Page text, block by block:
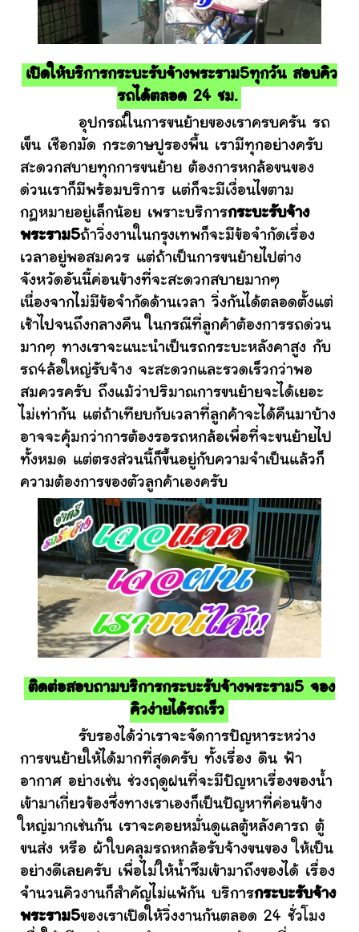
เปิดให้บริการกระบะรับจ้างพระราม5ทุกวัน สอบคิว
รถได้ตลอด 24 ชม.
อุปกรณ์ในการขนย้ายของเราครบครัน รถ
เข็น เชือกมัด กระดาษปูรองพื้น เรามีทุกอย่างครับ
สะดวกสบายทุกการขนย้าย ต้องการหกล้อขนของ
ด่วนเราก็มีพร้อมบริการ แต่ก็จะมีเงื่อนไขตาม
กฎหมายอยู่เล็กน้อย เพราะบริการกระบะรับจ้าง
พระราม5ถ้าวิ่งงานในกรุงเทพก็จะมีข้อจำกัดเรื่อง
เวลาอยู่พอสมควร แต่ถ้าเป็นการขนย้ายไปต่าง
จังหวัดอันนี้ค่อนข้างที่จะสะดวกสบายมากๆ
เนื่องจากไม่มีข้อจำกัดด้านเวลา วิ่งกันได้ตลอดตั้งแต่
เช้าไปจนถึงกลางคืน ในกรณีที่ลูกค้าต้องการรถด่วน
มากๆ ทางเราจะแนะนำเป็นรถกระบะหลังคาสูง กับ
รถ4ล้อใหญ่รับจ้าง จะสะดวกและรวดเร็วกว่าพอ
สมควรครับ ถึงแม้ว่าปริมาณการขนย้ายจะได้เยอะ
ไม่เท่ากัน แต่ถ้าเทียบกับเวลาที่ลูกค้าจะได้คืนมาบ้าง
อาจจะคุ้มกว่าการต้องรอรถหกล้อเพื่อที่จะขนย้ายไป
ทั้งหมด แต่ตรงส่วนนี้ก็ขึ้นอยู่กับความจำเป็นแล้วก็
ความต้องการของตัวลูกค้าเองครับ
ติดต่อสอบถามบริการกระบะรับจ้างพระราม5 จอง
คิวง่ายได้รถเร็ว
รับรองได้ว่าเราจะจัดการปัญหาระหว่าง
การขนย้ายให้ได้มากที่สุดครับ ทั้งเรื่อง ดิน ฟ้า
อากาศ อย่างเช่น ช่วงฤดูฝนที่จะมีปัญหาเรื่องของน้ำ
เข้ามาเกี่ยวข้องซึ่งทางเราเองก็เป็นปัญหาที่ค่อนข้าง
ใหญ่มากเช่นกัน เราจะคอยหมั่นดูแลตู้หลังคารถ ตู้
ขนส่ง หรือ ผ้าใบคลุมรถหกล้อรับจ้างขนของ ให้เป็น
อย่างดีเลยครับ เพื่อไม่ให้น้ำซึมเข้ามาถึงของได้ เรื่อง
จำนวนคิวงานก็สำคัญไม่แพ้กัน บริการกระบะรับจ้าง
พระราม5ของเราเปิดให้วิ่งงานกันตลอด 24 ชั่วโมง